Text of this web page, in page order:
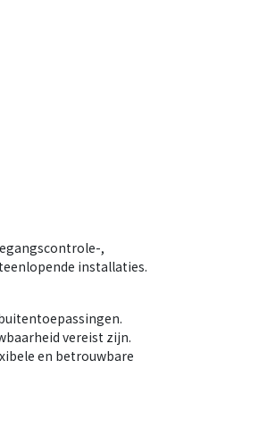
,
installaties.
vereist zijn.
en betrouwbare